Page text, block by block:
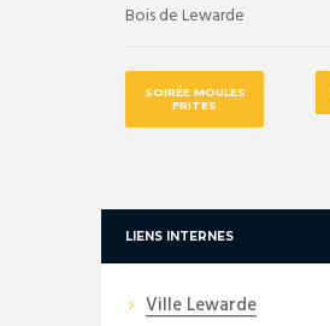
Bois de Lewarde
SOIRÉE MOULES
FRITES
LIENS INTERNES
Ville Lewarde